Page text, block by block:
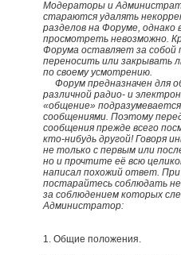
Модераторы и
стараются удалять
разделов на Форуме, однако
просмотреть невозможно.
Форума оставляет за собой
переносить или закрывать
по своему усмотрению.
Форум предназначен для
различной радио- и
«общение»
сообщениями. Поэтому
сообщения прежде всего
кто-нибудь другой! Говоря
не только с первым или
но и прочтите её всю
написал похожий ответ.
постарайтесь соблюдать
за соблюдением которых
Администратор:
1. Общие положения.